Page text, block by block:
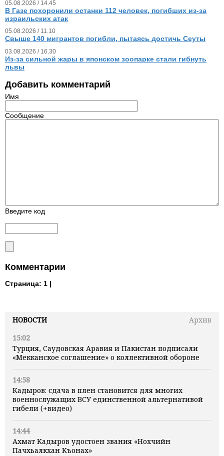
НОВОСТИ
Архив
15:02
Турция, Саудовская Аравия и Пакистан подписали
«Мекканское соглашение» о коллективной обороне
14:58
Кадыров: сдача в плен становится для многих
военнослужащих ВСУ единственной альтернативой
гибели (+видео)
14:44
Ахмат Кадыров удостоен звания «Нохчийн
Пачхьалкхан Къонах»
05.08.2026 / 14.45
В Газе похоронили останки 112 человек, погибших из‑за
израильских атак
05.08.2026 / 11.10
Свыше 140 мигрантов погибли, пытаясь достичь Сеуты
03.08.2026 / 16.30
Из‑за сильной жары в японском зоопарке стали гибнуть
львы
Добавить комментарий
Имя
Сообщение
Введите код
Комментарии
Страница: 1 |